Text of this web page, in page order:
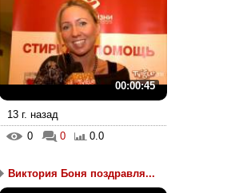
00:00:45
13 г. назад
0
0 0.0
Виктория Боня поздравля...